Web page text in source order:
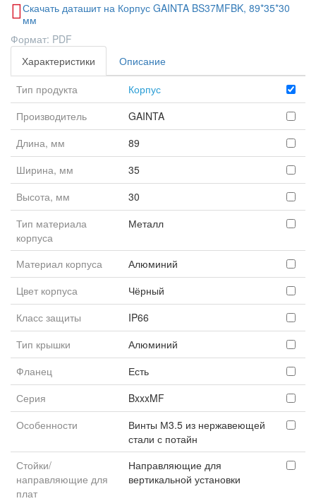
Скачать даташит на Корпус GAINTA BS37MFBK, 89*35*30
мм
Формат: PDF
Характеристики
Описание
Тип продукта
Корпус
Производитель
GAINTA
Длина, мм
89
Ширина, мм
35
Высота, мм
30
Тип материала
корпуса
Металл
Материал корпуса
Алюминий
Цвет корпуса
Чёрный
Класс защиты
IP66
Тип крышки
Алюминий
Фланец
Есть
Серия
BxxxMF
Особенности
Винты М3.5 из нержавеющей
стали с потайн
Стойки/
направляющие для
плат
Направляющие для
вертикальной установки